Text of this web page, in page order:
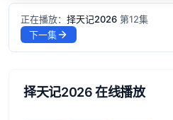
正在播放： 择天记2026 第12集
下一集
择天记2026 在线播放